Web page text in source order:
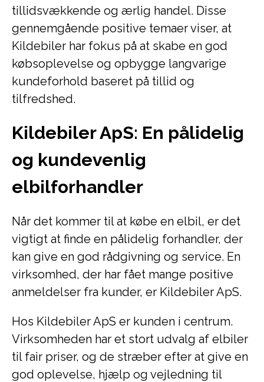
tillidsvækkende og ærlig handel. Disse
gennemgående positive temaer viser, at
Kildebiler har fokus på at skabe en god
købsoplevelse og opbygge langvarige
kundeforhold baseret på tillid og
tilfredshed.
Kildebiler ApS: En pålidelig
og kundevenlig
elbilforhandler
Når det kommer til at købe en elbil, er det
vigtigt at finde en pålidelig forhandler, der
kan give en god rådgivning og service. En
virksomhed, der har fået mange positive
anmeldelser fra kunder, er Kildebiler ApS.
Hos Kildebiler ApS er kunden i centrum.
Virksomheden har et stort udvalg af elbiler
til fair priser, og de stræber efter at give en
god oplevelse, hjælp og vejledning til